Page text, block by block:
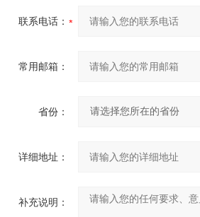
联系电话：
常用邮箱：
省份：
详细地址：
补充说明：